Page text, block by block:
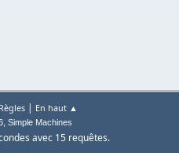
| En haut ▲
, Simple Machines
avec 15 requêtes.